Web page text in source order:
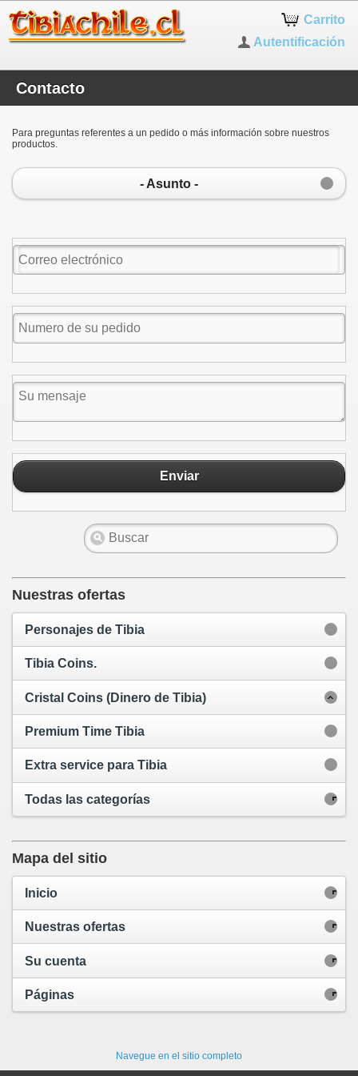
Carrito
Autentificación
Contacto
Para preguntas referentes a un pedido o más información sobre nuestros
productos.
- Asunto -
Enviar
Nuestras ofertas
Personajes de Tibia
Tibia Coins.
Cristal Coins (Dinero de Tibia)
Premium Time Tibia
Extra service para Tibia
Todas las categorías
Mapa del sitio
Inicio
Nuestras ofertas
Su cuenta
Páginas
Navegue en el sitio completo